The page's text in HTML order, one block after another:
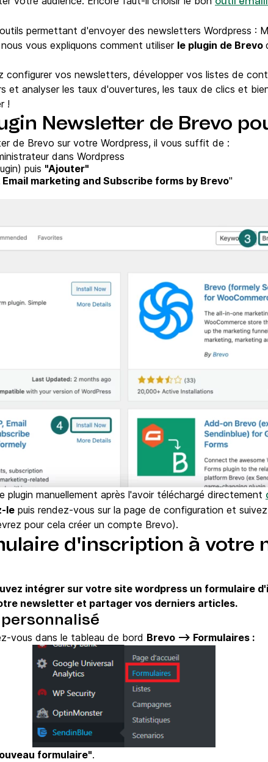
permettant d'envoyer des newsletters Wordpress :
vous expliquons comment utiliser le plugin de Brevo
configurer vos newsletters, développer vos listes de
et analyser les taux d'ouvertures, les taux de clics et
!
Newsletter de Brevo
de Brevo sur votre Wordpress, il vous suffit de :
dans Wordpress
puis "Ajouter"
Email marketing and Subscribe forms by Brevo"
plugin manuellement après l'avoir téléchargé directement
le puis rendez-vous sur la page de configuration et
pour cela créer un compte Brevo).
d'inscription à votre
intégrer sur votre site wordpress un formulaire
newsletter et partager vos derniers articles.
vous dans le tableau de bord Brevo --> Formulaires :
formulaire".